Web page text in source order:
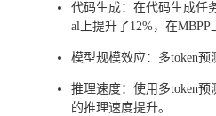
代码生成：在代码生成任
al上提升了12%，在MBPP
模型规模效应：多token
推理速度：使用多token
的推理速度提升。